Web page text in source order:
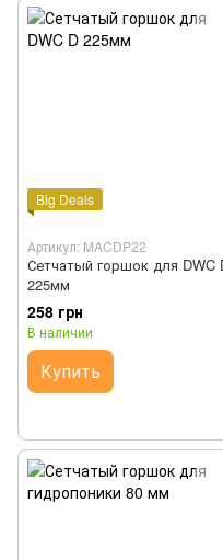
Big Deals
Артикул: MACDP22
Сетчатый горшок для DWC
225мм
258 грн
В наличии
Купить